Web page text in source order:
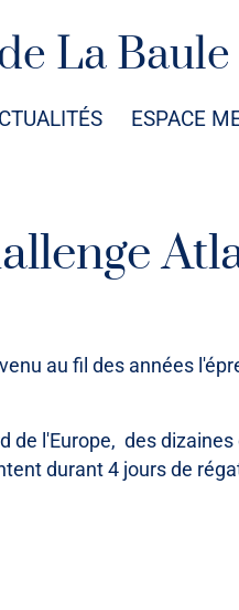
La Baule
ESPACE
au fil des années
de l'Europe, des dizaines
durant 4 jours de